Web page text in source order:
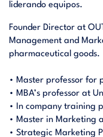
liderando equipos.
Founder Director at
Management and
pharmaceutical goods.
• Master professor for
• MBA’s professor at
• In company training
• Master in Marketing
• Strategic Marketing